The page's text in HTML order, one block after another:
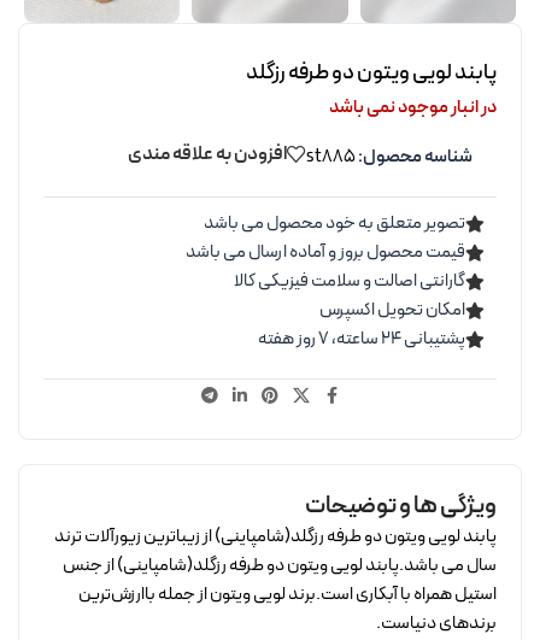
پابند لویی ویتون دو طرفه رزگلد
در انبار موجود نمی باشد
شناسه محصول:st885 افزودن به علاقه مندی
تصویر متعلق به خود محصول می باشد
قیمت محصول بروز و آماده ارسال می باشد
گارانتی اصالت و سلامت فیزیکی کالا
امکان تحویل اکسپرس
پشتیبانی ۲۴ ساعته، ۷ روز هفته
ویژگی ها و توضیحات
پابند لویی ویتون دو طرفه رزگلد(شامپاینی) از زیباترین زیورآلات ترند
سال می باشد.پابند لویی ویتون دو طرفه رزگلد(شامپاینی) از جنس
استیل همراه با آبکاری است.برند لویی ویتون از جمله باارزش‌ترین
برندهای دنیاست.